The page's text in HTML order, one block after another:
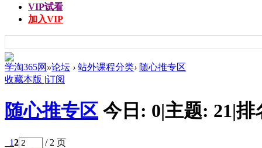
VIP试看
加入VIP
学淘365网 »论坛 › 站外课程分类› 随心推专区
收藏本版 |订阅
随心推专区 今日: 0|主题: 21|排
12
/ 2 页